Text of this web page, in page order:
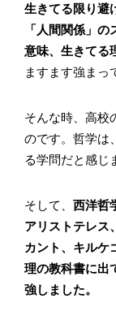
生きてる限り避
「人間関係」
意味、生きてる
ますます強まっ
そんな時、高校
のです。哲学は
る学問だと感じ
そして、 西洋哲
アリストテレス
カント、キルケ
理の教科書に出
強しました。